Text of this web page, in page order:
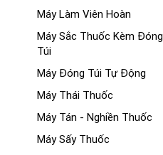
Máy Làm Viên Hoàn
Máy Sắc Thuốc Kèm Đóng
Túi
Máy Đóng Túi Tự Động
Máy Thái Thuốc
Máy Tán - Nghiền Thuốc
Máy Sấy Thuốc